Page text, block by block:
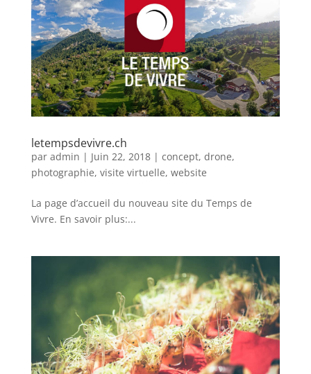
letempsdevivre.ch
par admin | Juin 22, 2018| concept, drone,
photographie, visite virtuelle, website
La page d’accueil du nouveau site du Temps de
Vivre. En savoir plus:...